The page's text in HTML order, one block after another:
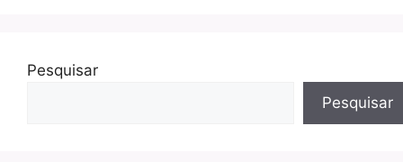
Pesquisar
Pesquisar